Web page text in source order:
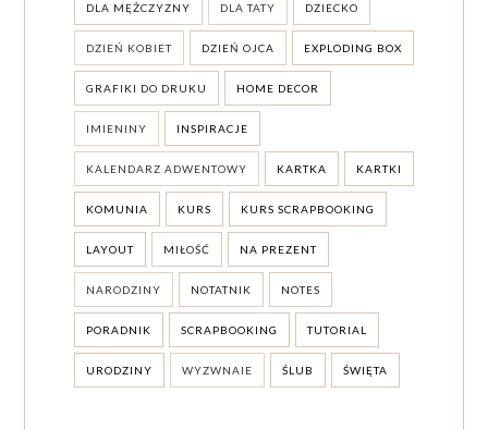
DLA MĘŻCZYZNY DLA TATY DZIECKO
DZIEŃ KOBIET DZIEŃ OJCA EXPLODING BOX
GRAFIKI DO DRUKU HOME DECOR
IMIENINY INSPIRACJE
KALENDARZ ADWENTOWY KARTKA KARTKI
KOMUNIA KURS KURS SCRAPBOOKING
LAYOUT MIŁOŚĆ NA PREZENT
NARODZINY NOTATNIK NOTES
PORADNIK SCRAPBOOKING TUTORIAL
URODZINY WYZWNAIE ŚLUB ŚWIĘTA